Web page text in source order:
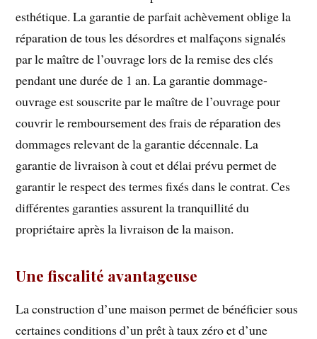
esthétique. La garantie de parfait achèvement oblige la
réparation de tous les désordres et malfaçons signalés
par le maître de l’ouvrage lors de la remise des clés
pendant une durée de 1 an. La garantie dommage-
ouvrage est souscrite par le maître de l’ouvrage pour
couvrir le remboursement des frais de réparation des
dommages relevant de la garantie décennale. La
garantie de livraison à cout et délai prévu permet de
garantir le respect des termes fixés dans le contrat. Ces
différentes garanties assurent la tranquillité du
propriétaire après la livraison de la maison.
Une fiscalité avantageuse
La construction d’une maison permet de bénéficier sous
certaines conditions d’un prêt à taux zéro et d’une